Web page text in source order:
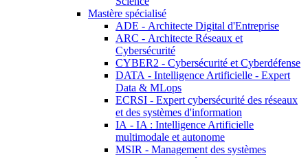
Mastère spécialisé
ADE - Architecte Digital d'Entreprise
ARC - Architecte Réseaux et
Cybersécurité
CYBER2 - Cybersécurité et Cyberdéfense
DATA - Intelligence Artificielle - Expert
Data & MLops
ECRSI - Expert cybersécurité des réseaux
et des systèmes d'information
IA - IA : Intelligence Artificielle
multimodale et autonome
MSIR - Management des systèmes